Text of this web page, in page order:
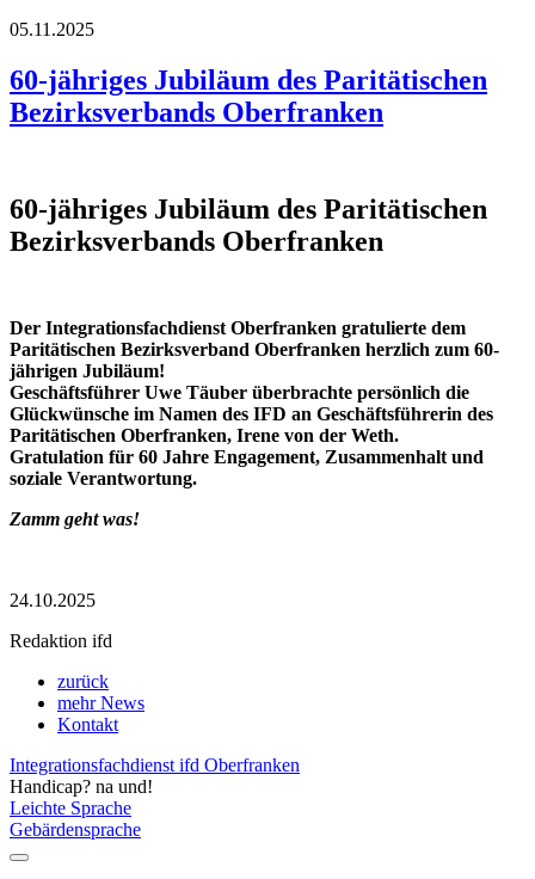
05.11.2025
60-jähriges Jubiläum des Paritätischen
Bezirksverbands Oberfranken
60-jähriges Jubiläum des Paritätischen
Bezirksverbands Oberfranken
Der Integrationsfachdienst Oberfranken gratulierte dem
Paritätischen Bezirksverband Oberfranken herzlich zum 60-
jährigen Jubiläum!
Geschäftsführer Uwe Täuber überbrachte persönlich die
Glückwünsche im Namen des IFD an Geschäftsführerin des
Paritätischen Oberfranken, Irene von der Weth.
Gratulation für 60 Jahre Engagement, Zusammenhalt und
soziale Verantwortung.
Zamm geht was!
24.10.2025
Redaktion ifd
zurück
mehr News
Kontakt
Integrationsfachdienst ifd Oberfranken
Handicap? na und!
Leichte Sprache
Gebärdensprache